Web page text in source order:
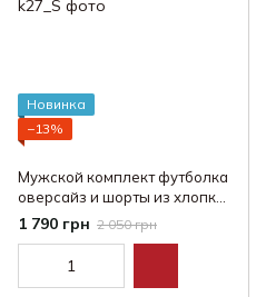
Новинка
−13%
Мужской комплект футболка
оверсайз и шорты из хлопка
S–XXXL
1 790 грн 2 050 грн